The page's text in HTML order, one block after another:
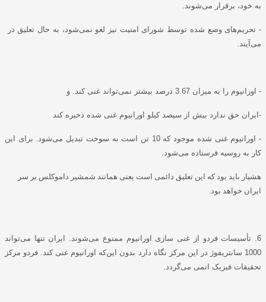
به خود، برقرار می‌شوند.
- تحریم‌های وضع شده توسط شورای امنیت نیز لغو نمی‌شود، به حال تعلیق در
می‌آیند.
- اورانیوم را به میزان 3.67 درصد بیشتر نمی‌تواند غنی کند. و
-ایران حق ندارد بیش از سیصد کیلو اورانیوم غنی شده ذخیره کند
- اورانیوم غنی شده موجود که 10 تن است به سوخت تبدیل می‌شود. برای این
کار به روسیه فرستاده می‌شود.
هشیار باید بود که این تعلیق دائمی است یعنی همانند شمشیر داموکلس بر سر
ایران خواهد بود.
6. تأسیسات فردو از غنی سازی اورانیوم ممنوع می‌شوند. ایران تنها می‌تواند
1000 سانتریفوژ در این مرکز نگاه دارد بدون این‌که اورانیوم غنی کند. فردو مرکز
تحقیقات فیزیک اتمی می‌گردد.